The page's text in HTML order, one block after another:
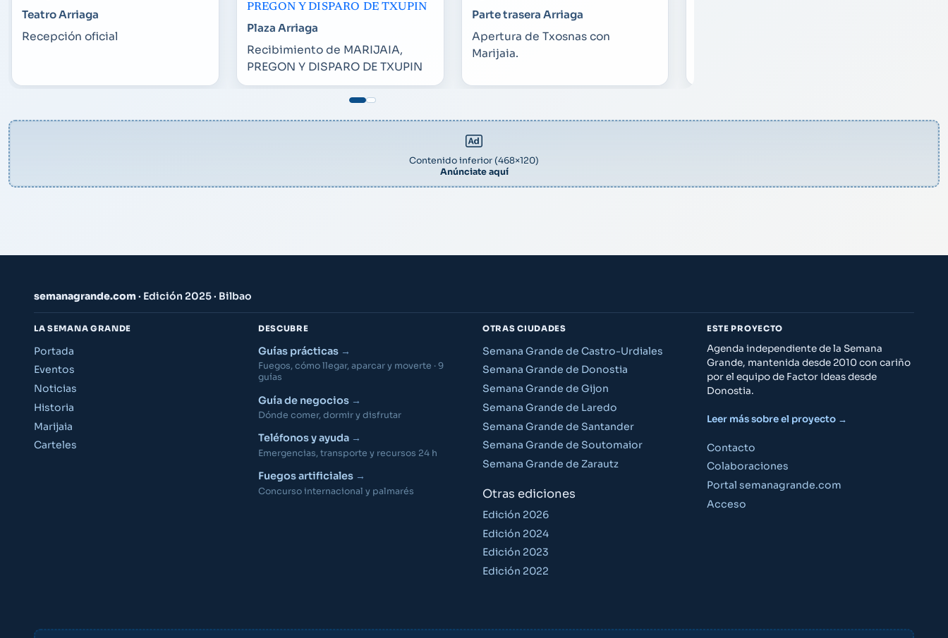
Teatro Arriaga
Recepción oficial
PREGON Y DISPARO DE TXUPIN
Plaza Arriaga
Recibimiento de MARIJAIA,
PREGON Y DISPARO DE TXUPIN
Parte trasera Arriaga
Apertura de Txosnas con
Marijaia.
Contenido inferior (468×120)
Anúnciate aquí
semanagrande.com· Edición 2025 · Bilbao
LA SEMANA GRANDE
Portada
Eventos
Noticias
Historia
Marijaia
Carteles
DESCUBRE
Guías prácticas
Fuegos, cómo llegar, aparcar y moverte · 9
guías
Guía de negocios
Dónde comer, dormir y disfrutar
Teléfonos y ayuda
Emergencias, transporte y recursos 24 h
Fuegos artificiales
Concurso internacional y palmarés
OTRAS CIUDADES
Semana Grande de Castro-Urdiales
Semana Grande de Donostia
Semana Grande de Gijon
Semana Grande de Laredo
Semana Grande de Santander
Semana Grande de Soutomaior
Semana Grande de Zarautz
Otras ediciones
Edición 2026
Edición 2024
Edición 2023
Edición 2022
ESTE PROYECTO
Agenda independiente de la Semana
Grande, mantenida desde 2010 con cariño
por el equipo de Factor Ideas desde
Donostia.
Leer más sobre el proyecto →
Contacto
Colaboraciones
Portal semanagrande.com
Acceso